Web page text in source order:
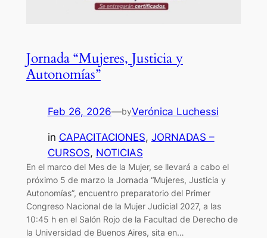
Jornada “Mujeres, Justicia y
Autonomías”
Feb 26, 2026—byVerónica Luchessi
in CAPACITACIONES, JORNADAS –
CURSOS, NOTICIAS
En el marco del Mes de la Mujer, se llevará a cabo el
próximo 5 de marzo la Jornada “Mujeres, Justicia y
Autonomías”, encuentro preparatorio del Primer
Congreso Nacional de la Mujer Judicial 2027, a las
10:45 h en el Salón Rojo de la Facultad de Derecho de
la Universidad de Buenos Aires, sita en…